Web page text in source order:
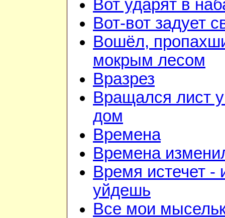
Вот ударят в
Вот-вот задует
Вошёл,
мокрым лесом
Вразрез
Вращался лист
дом
Времена
Времена
Время истечет -
уйдешь
Все мои